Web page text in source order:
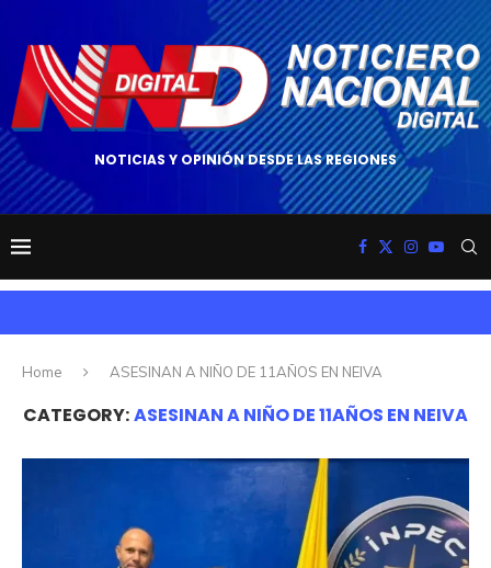
NOTICIAS Y OPINIÓN DESDE LAS REGIONES
Home ASESINAN A NIÑO DE 11AÑOS EN NEIVA
CATEGORY:ASESINAN A NIÑO DE 11AÑOS EN NEIVA